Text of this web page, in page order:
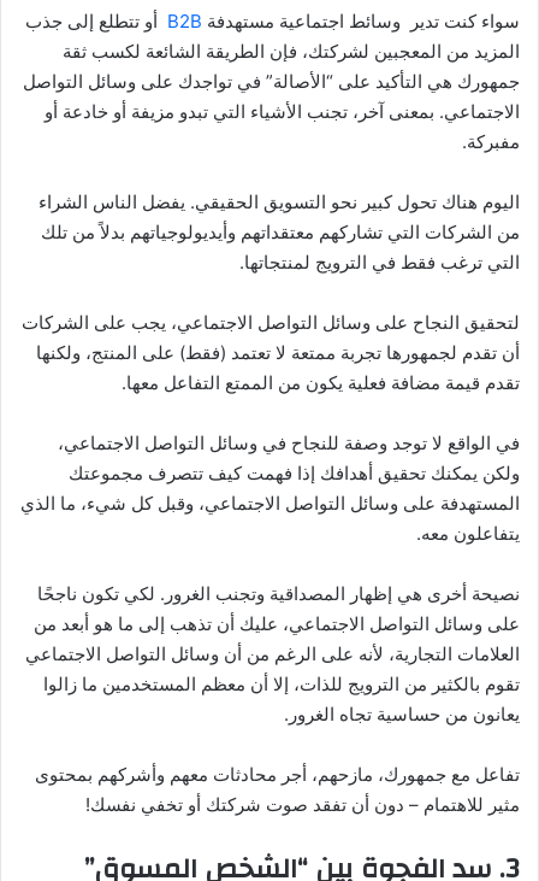
سواء كنت تدير وسائط اجتماعية مستهدفة
أو تتطلع إلى جذب
المزيد من المعجبين لشركتك، فإن الطريقة الشائعة لكسب ثقة
جمهورك هي التأكيد على “الأصالة” في تواجدك على وسائل التواصل
الاجتماعي. بمعنى آخر، تجنب الأشياء التي تبدو مزيفة أو خادعة أو
مفبركة.
اليوم هناك تحول كبير نحو التسويق الحقيقي. يفضل الناس الشراء
من الشركات التي تشاركهم معتقداتهم وأيديولوجياتهم بدلاً من تلك
التي ترغب فقط في الترويج لمنتجاتها.
لتحقيق النجاح على وسائل التواصل الاجتماعي، يجب على الشركات
أن تقدم لجمهورها تجربة ممتعة لا تعتمد (فقط) على المنتج، ولكنها
تقدم قيمة مضافة فعلية يكون من الممتع التفاعل معها.
في الواقع لا توجد وصفة للنجاح في وسائل التواصل الاجتماعي،
ولكن يمكنك تحقيق أهدافك إذا فهمت كيف تتصرف مجموعتك
المستهدفة على وسائل التواصل الاجتماعي، وقبل كل شيء، ما الذي
يتفاعلون معه.
نصيحة أخرى هي إظهار المصداقية وتجنب الغرور. لكي تكون ناجحًا
على وسائل التواصل الاجتماعي، عليك أن تذهب إلى ما هو أبعد من
العلامات التجارية، لأنه على الرغم من أن وسائل التواصل الاجتماعي
تقوم بالكثير من الترويج للذات، إلا أن معظم المستخدمين ما زالوا
يعانون من حساسية تجاه الغرور.
تفاعل مع جمهورك، مازحهم، أجر محادثات معهم وأشركهم بمحتوى
مثير للاهتمام – دون أن تفقد صوت شركتك أو تخفي نفسك!
3. سد الفجوة بين “الشخص المسوق”